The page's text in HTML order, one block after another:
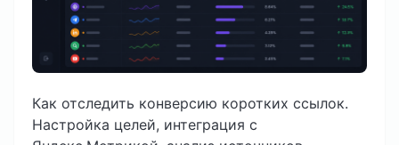
Как отследить конверсию коротких ссылок.
Настройка целей, интеграция с